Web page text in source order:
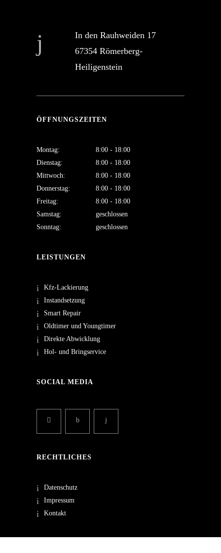
In den Rauhweiden 17
67354 Römerberg-
Heiligenstein
ÖFFNUNGSZEITEN
Montag:
8:00 - 18:00
Dienstag:
8:00 - 18:00
Mittwoch:
8:00 - 18:00
Donnerstag:
8:00 - 18:00
Freitag:
8:00 - 18:00
Samstag:
geschlossen
Sonntag:
geschlossen
LEISTUNGEN
Kfz-Lackierung
Instandsetzung
Smart Repair
Oldtimer und Youngtimer
Direkte Abwicklung
Hol- und Bringservice
SOCIAL MEDIA
RECHTLICHES
Datenschutz
Impressum
Kontakt